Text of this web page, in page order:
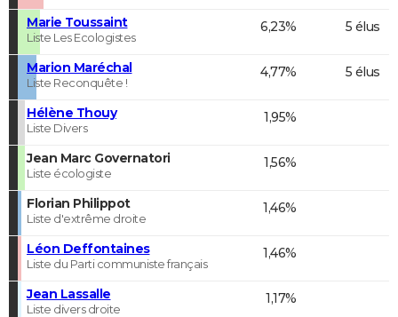
Marie Toussaint
Liste Les Ecologistes
6,23% 5 élus
Marion Maréchal
Liste Reconquête !
4,77% 5 élus
Hélène Thouy
Liste Divers
1,95%
Jean Marc Governatori
Liste écologiste
1,56%
Florian Philippot
Liste d'extrême droite
1,46%
Léon Deffontaines
Liste du Parti communiste français
1,46%
Jean Lassalle
Liste divers droite
1,17%